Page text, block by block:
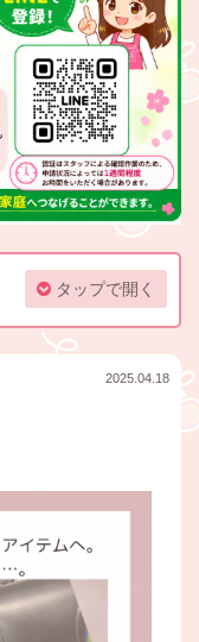
タップで開く
2025.04.18